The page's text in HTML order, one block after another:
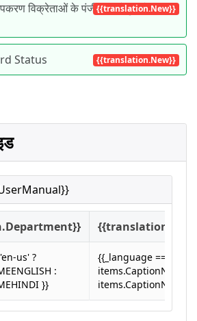
विक्रेताओं के पंजीकरण हेतु आवेदन
{{translation.New}}
Status {{translation.New}}
us' ?
:
}}
{{_language =='en-us'